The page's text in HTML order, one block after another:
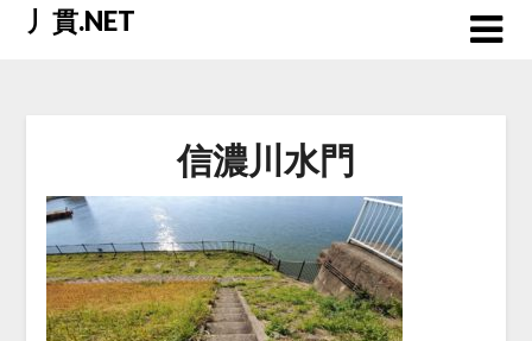
Skip丿貫.NET
信濃川水門